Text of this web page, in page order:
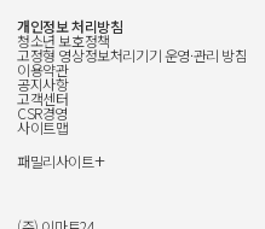
개인정보 처리방침
청소년 보호정책
고정형 영상정보처리기기 운영·관리 방침
이용약관
공지사항
고객센터
CSR경영
사이트맵
패밀리사이트+
신세계그룹